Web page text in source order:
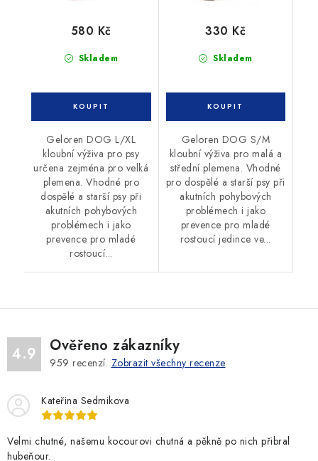
Skladem
580 Kč
Geloren DOG L/XL
kloubní výživa pro psy
určena zejména pro velká
plemena. Vhodné pro
dospělé a starší psy při
akutních pohybových
problémech i jako
prevence pro mladé
rostoucí...
Skladem
330 Kč
Geloren DOG S/M
kloubní výživa pro malá a
střední plemena. Vhodné
pro dospělé a starší psy při
akutních pohybových
problémech i jako
prevence pro mladé
rostoucí jedince ve...
4.9 Ověřeno zákazníky
959 recenzí. Zobrazit všechny recenze
Kateřina Sedmikova
Velmi chutné, našemu kocourovi chutná a pěkně po nich přibral
hubeňour.